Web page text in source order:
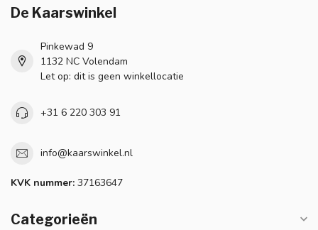
De Kaarswinkel
Pinkewad 9
1132 NC Volendam
Let op: dit is geen winkellocatie
+31 6 220 303 91
info@kaarswinkel.nl
KVK nummer: 37163647
Categorieën